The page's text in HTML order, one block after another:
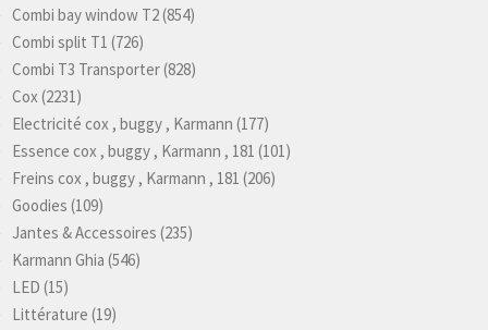
Combi bay window T2(854)
Combi split T1 (726)
Combi T3 Transporter(828)
Cox(2231)
Electricité cox , buggy , Karmann (177)
Essence cox , buggy , Karmann , 181 (101)
Freins cox , buggy , Karmann , 181 (206)
Goodies (109)
Jantes & Accessoires (235)
Karmann Ghia (546)
LED (15)
Littérature (19)